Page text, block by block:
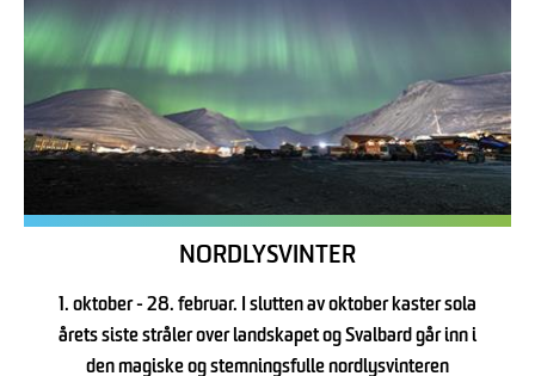
NORDLYSVINTER
1. oktober - 28. februar. I slutten av oktober kaster sola
årets siste stråler over landskapet og Svalbard går inn i
den magiske og stemningsfulle nordlysvinteren